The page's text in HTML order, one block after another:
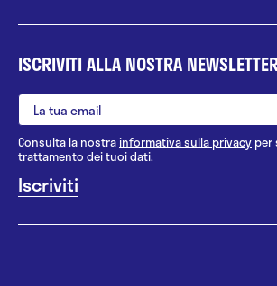
ISCRIVITI ALLA NOSTRA
Consulta la nostrainformativa sulla privacy per
trattamento dei tuoi dati.